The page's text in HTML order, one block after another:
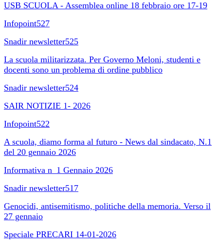
USB SCUOLA - Assemblea online 18 febbraio ore 17-19
Infopoint527
Snadir newsletter525
La scuola militarizzata. Per Governo Meloni, studenti e
docenti sono un problema di ordine pubblico
Snadir newsletter524
SAIR NOTIZIE 1- 2026
Infopoint522
A scuola, diamo forma al futuro - News dal sindacato, N.1
del 20 gennaio 2026
Informativa n_1 Gennaio 2026
Snadir newsletter517
Genocidi, antisemitismo, politiche della memoria. Verso il
27 gennaio
Speciale PRECARI 14-01-2026